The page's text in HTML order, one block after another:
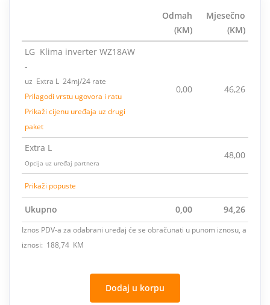
Odmah
(KM)
Mjesečno
(KM)
LG Klima inverter WZ18AW
-
uz Extra L 24mj/24 rate
Prilagodi vrstu ugovora i ratu
Prikaži cijenu uređaja uz drugi
paket
0,00 46,26
Extra L
Opcija uz uređaj partnera
48,00
Prikaži popuste
Ukupno 0,00 94,26
Iznos PDV-a za odabrani uređaj će se obračunati u punom iznosu, a
iznosi: 188,74 KM
Dodaj u korpu